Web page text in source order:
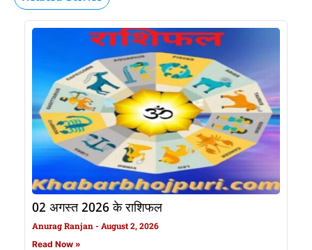
02 अगस्त 2026 के राशिफल
Anurag Ranjan August 2, 2026
Read Now »